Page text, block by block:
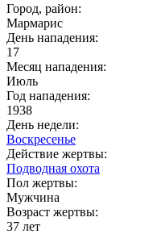
Город, район:
Мармарис
День нападения:
17
Месяц нападения:
Июль
Год нападения:
1938
День недели:
Воскресенье
Действие жертвы:
Подводная охота
Пол жертвы:
Мужчина
Возраст жертвы:
37 лет